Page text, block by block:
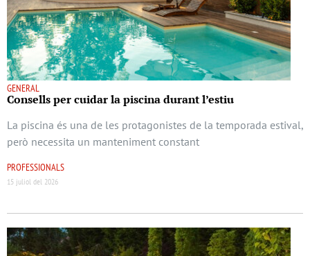
GENERAL
Consells per cuidar la piscina durant l’estiu
La piscina és una de les protagonistes de la temporada estival,
però necessita un manteniment constant
PROFESSIONALS
15 juliol del 2026